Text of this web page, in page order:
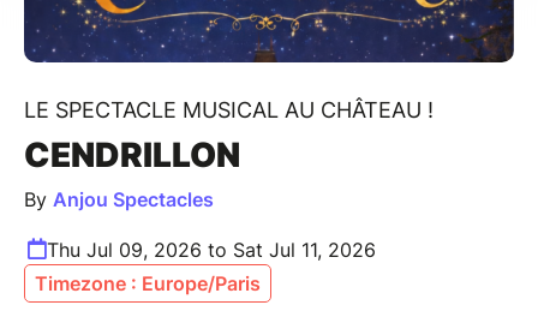
LE SPECTACLE MUSICAL AU CHÂTEAU !
CENDRILLON
By Anjou Spectacles
Thu Jul 09, 2026 to Sat Jul 11, 2026
Timezone : Europe/Paris